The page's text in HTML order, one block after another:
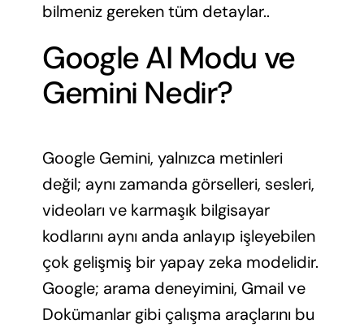
bilmeniz gereken tüm detaylar..
Google AI Modu ve
Gemini Nedir?
Google Gemini, yalnızca metinleri
değil; aynı zamanda görselleri, sesleri,
videoları ve karmaşık bilgisayar
kodlarını aynı anda anlayıp işleyebilen
çok gelişmiş bir yapay zeka modelidir.
Google; arama deneyimini, Gmail ve
Dokümanlar gibi çalışma araçlarını bu